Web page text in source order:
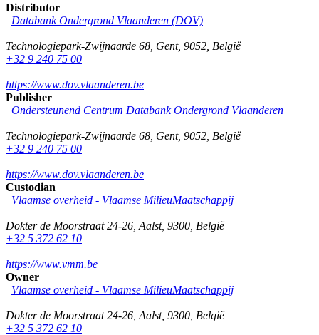
Distributor
Databank Ondergrond Vlaanderen (DOV)
Technologiepark-Zwijnaarde 68 Gent, 9052 België
+32 9 240 75 00
https://www.dov.vlaanderen.be
Publisher
Ondersteunend Centrum Databank Ondergrond Vlaanderen
Technologiepark-Zwijnaarde 68 Gent, 9052 België
+32 9 240 75 00
https://www.dov.vlaanderen.be
Custodian
Vlaamse overheid - Vlaamse MilieuMaatschappij
Dokter de Moorstraat 24-26 Aalst, 9300 België
+32 5 372 62 10
https://www.vmm.be
Owner
Vlaamse overheid - Vlaamse MilieuMaatschappij
Dokter de Moorstraat 24-26 Aalst, 9300 België
+32 5 372 62 10